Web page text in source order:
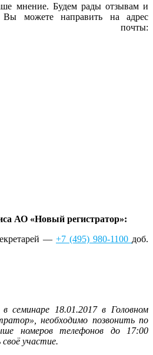
мнение. Будем рады отзывам и
Вы можете направить на адрес
почты:
АО «Новый регистратор»:
— +7 (495) 980-1100 доб.
семинаре 18.01.2017 в Головном
необходимо позвонить по
номеров телефонов до 17:00
участие.